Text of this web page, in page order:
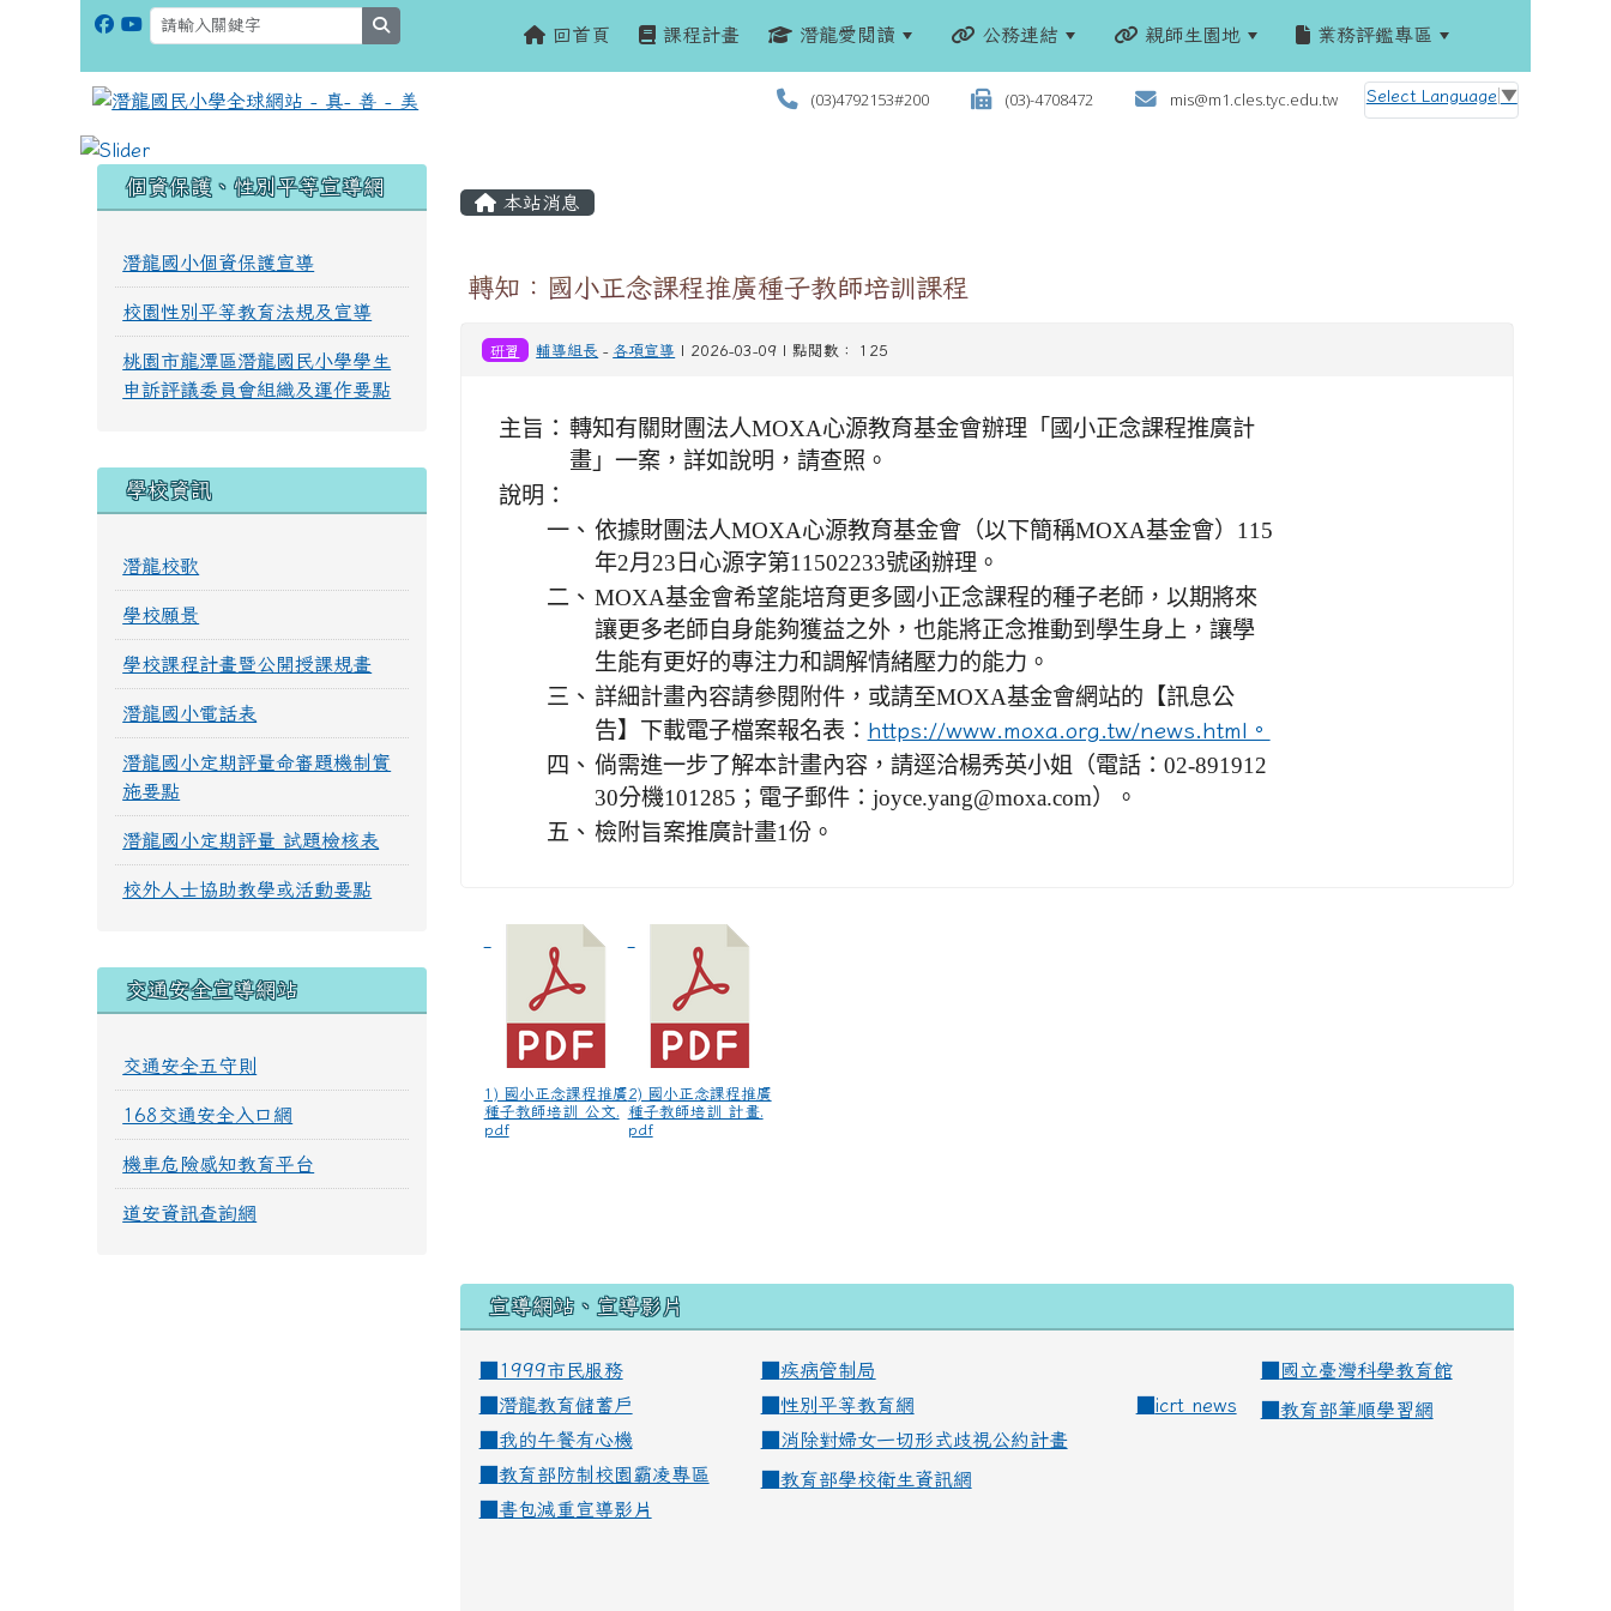
回首頁 課程計畫 潛龍愛閱讀 公務連結 親師生園地 業務評鑑專區
(03)4792153#200 (03)-4708472 mis@m1.cles.tyc.edu.tw Select Language ▼
本站消息
轉知：國小正念課程推廣種子教師培訓課程
研習 輔導組長 - 各項宣導 | 2026-03-09 | 點閱數： 125
主旨： 轉知有關財團法人MOXA心源教育基金會辦理「國小正念課程推廣計
畫」一案，詳如說明，請查照。
說明：
一、 依據財團法人MOXA心源教育基金會（以下簡稱MOXA基金會）115
年2月23日心源字第11502233號函辦理。
二、 MOXA基金會希望能培育更多國小正念課程的種子老師，以期將來
讓更多老師自身能夠獲益之外，也能將正念推動到學生身上，讓學
生能有更好的專注力和調解情緒壓力的能力。
三、 詳細計畫內容請參閱附件，或請至MOXA基金會網站的【訊息公
告】下載電子檔案報名表： https://www.moxa.org.tw/news.html。
四、 倘需進一步了解本計畫內容，請逕洽楊秀英小姐（電話：02-891912
30分機101285；電子郵件：joyce.yang@moxa.com）。
五、 檢附旨案推廣計畫1份。
1) 國小正念課程推廣
種子教師培訓_公文.
pdf
2) 國小正念課程推廣
種子教師培訓_計畫.
pdf
宣導網站、宣導影片
■1999市民服務 疾病管制局
國立臺灣科學教育館
潛龍教育儲蓄戶 性別平等教育網 icrt news
教育部筆順學習網
我的午餐有心機
消除對婦女一切形式歧視公約計畫
教育部防制校園霸凌專區
教育部學校衛生資訊網
書包減重宣導影片
個資保護、性別平等宣導網
潛龍國小個資保護宣導
校園性別平等教育法規及宣導
桃園市龍潭區潛龍國民小學學生
申訴評議委員會組織及運作要點
學校資訊
潛龍校歌
學校願景
學校課程計畫暨公開授課規畫
潛龍國小電話表
潛龍國小定期評量命審題機制實
施要點
潛龍國小定期評量 試題檢核表
校外人士協助教學或活動要點
交通安全宣導網站
交通安全五守則
168交通安全入口網
機車危險感知教育平台
道安資訊查詢網